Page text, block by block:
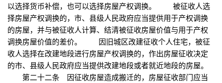
以选择货币补偿，也可以选择房屋产权调换。 被征收人选
择房屋产权调换的，市、县级人民政府应当提供用于产权调换
的房屋，并与被征收人计算、结清被征收房屋价值与用于产权
调换房屋价值的差价。 因旧城区改建征收个人住宅，被征
收人选择在改建地段进行房屋产权调换的，作出房屋征收决定
的市、县级人民政府应当提供改建地段或者就近地段的房屋。
第二十二条 因征收房屋造成搬迁的，房屋征收部门应当